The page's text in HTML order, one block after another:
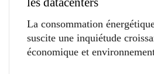
La consommation
suscite une inquiétude
économique et